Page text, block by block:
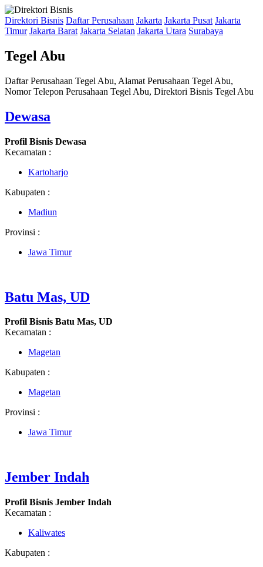
Direktori Bisnis Daftar Perusahaan Jakarta Jakarta Pusat Jakarta
Timur Jakarta Barat Jakarta Selatan Jakarta Utara Surabaya
Tegel Abu
Daftar Perusahaan Tegel Abu, Alamat Perusahaan Tegel Abu,
Nomor Telepon Perusahaan Tegel Abu, Direktori Bisnis Tegel Abu
Dewasa
Profil Bisnis Dewasa
Kecamatan :
Kartoharjo
Kabupaten :
Madiun
Provinsi :
Jawa Timur
Batu Mas, UD
Profil Bisnis Batu Mas, UD
Kecamatan :
Magetan
Kabupaten :
Magetan
Provinsi :
Jawa Timur
Jember Indah
Profil Bisnis Jember Indah
Kecamatan :
Kaliwates
Kabupaten :